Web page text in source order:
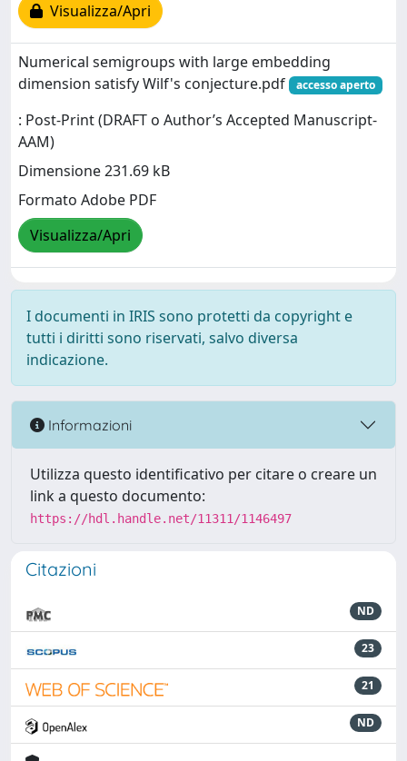
Visualizza/Apri
Numerical semigroups with large embedding
dimension satisfy Wilf's conjecture.pdf
accesso aperto
: Post-Print (DRAFT o Author’s Accepted Manuscript-
AAM)
Dimensione 231.69 kB
Formato Adobe PDF
Visualizza/Apri
I documenti in IRIS sono protetti da copyright e
tutti i diritti sono riservati, salvo diversa
indicazione.
Informazioni
Utilizza questo identificativo per citare o creare un
link a questo documento:
https://hdl.handle.net/11311/1146497
Citazioni
ND
23
21
ND